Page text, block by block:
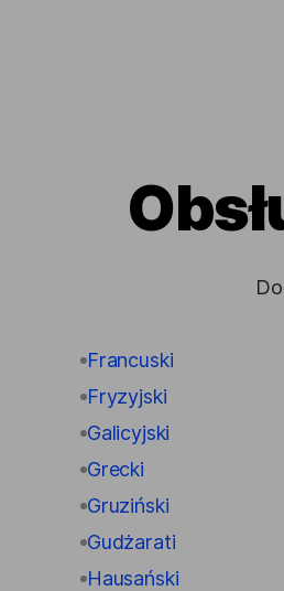
Francuski
Fryzyjski
Galicyjski
Grecki
Gruziński
Gudżarati
Hausański